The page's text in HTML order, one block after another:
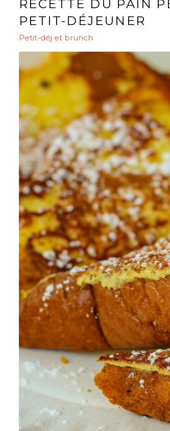
RECETTE DU PAIN
PETIT-DÉJEUNER
Petit-déj et brunch